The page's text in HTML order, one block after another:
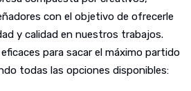
con el objetivo de ofrecerle
y calidad en nuestros trabajos.
para sacar el máximo partido
todas las opciones disponibles: